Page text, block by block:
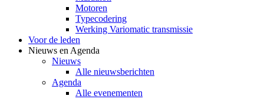
Motoren
Typecodering
Werking Variomatic transmissie
Voor de leden
Nieuws en Agenda
Nieuws
Alle nieuwsberichten
Agenda
Alle evenementen